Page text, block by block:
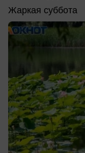
Жаркая суббота